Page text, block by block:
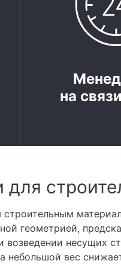
на
для
геометрией,
несущих
небольшой вес